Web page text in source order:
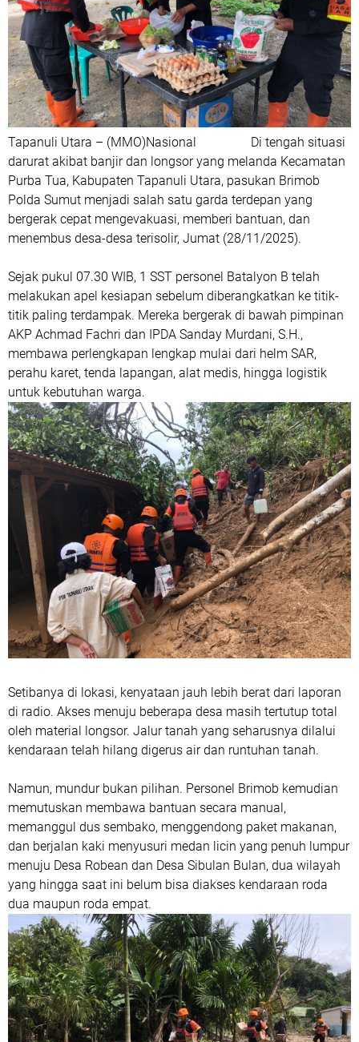
Tapanuli Utara – (MMO)Nasional Di tengah situasi
darurat akibat banjir dan longsor yang melanda Kecamatan
Purba Tua, Kabupaten Tapanuli Utara, pasukan Brimob
Polda Sumut menjadi salah satu garda terdepan yang
bergerak cepat mengevakuasi, memberi bantuan, dan
menembus desa-desa terisolir, Jumat (28/11/2025).
Sejak pukul 07.30 WIB, 1 SST personel Batalyon B telah
melakukan apel kesiapan sebelum diberangkatkan ke titik-
titik paling terdampak. Mereka bergerak di bawah pimpinan
AKP Achmad Fachri dan IPDA Sanday Murdani, S.H.,
membawa perlengkapan lengkap mulai dari helm SAR,
perahu karet, tenda lapangan, alat medis, hingga logistik
untuk kebutuhan warga.
Setibanya di lokasi, kenyataan jauh lebih berat dari laporan
di radio. Akses menuju beberapa desa masih tertutup total
oleh material longsor. Jalur tanah yang seharusnya dilalui
kendaraan telah hilang digerus air dan runtuhan tanah.
Namun, mundur bukan pilihan. Personel Brimob kemudian
memutuskan membawa bantuan secara manual,
memanggul dus sembako, menggendong paket makanan,
dan berjalan kaki menyusuri medan licin yang penuh lumpur
menuju Desa Robean dan Desa Sibulan Bulan, dua wilayah
yang hingga saat ini belum bisa diakses kendaraan roda
dua maupun roda empat.